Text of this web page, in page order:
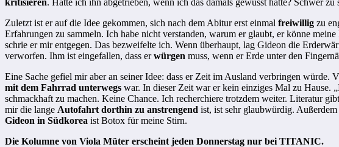
Zuletzt ist er auf die Idee gekommen, sich nach dem Abitur erst einmal freiwillig zu
Erfahrungen zu sammeln. Ich habe nicht verstanden, warum er glaubt, er könne
schrie er mir entgegen. Das bezweifelte ich. Wenn überhaupt, lag Gideon die
verworfen. Ihm ist eingefallen, dass erwürgen muss, wenn er Erde unter den
Eine Sache gefiel mir aber an seiner Idee: dass er Zeit im Ausland verbringen würde.
mit dem Fahrrad unterwegs war. In dieser Zeit war er kein einziges Mal zu Hause.
schmackhaft zu machen. Keine Chance. Ich recherchiere trotzdem weiter. Literatur
mir die lange Autofahrt dorthin zu anstrengend ist, ist sehr glaubwürdig.
Gideon in Südkorea ist Botox für meine Stirn.
Die Kolumne von Viola Müter erscheint jeden Donnerstag nur bei TITANIC.